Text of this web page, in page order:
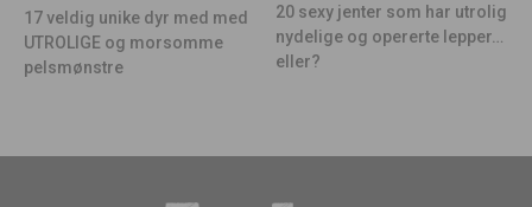
17 veldig unike dyr med med
UTROLIGE og morsomme
pelsmønstre
20 sexy jenter som har utrolig
nydelige og opererte lepper…
eller?